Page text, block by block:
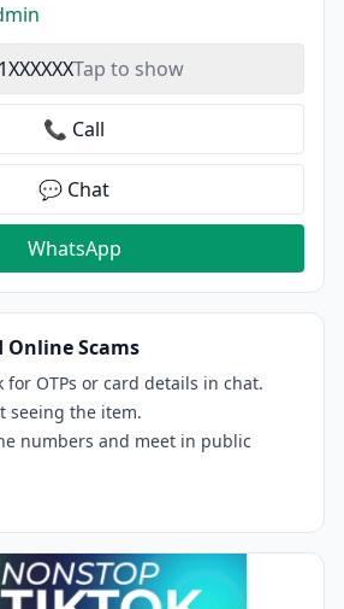
Tap to show
📞 Call
💬 Chat
WhatsApp
Online Scams
for OTPs or card details in chat.
seeing the item.
numbers and meet in public